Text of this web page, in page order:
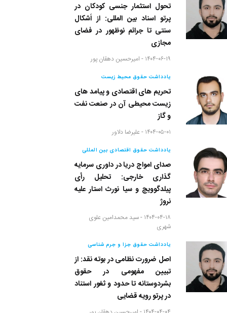
تحول استثمار جنسی کودکان در
پرتو اسناد بین المللی: از اَشکال
سنتی تا جرائم نوظهور در فضای
مجازی
۱۴۰۴-۰۶-۱۹ - امیرحسین دهقان پور
یادداشت حقوق محیط زیست
تحریم های اقتصادی و پیامد های
زیست محیطی آن در صنعت نفت
و گاز
۱۴۰۴-۰۵-۰۱ - علیرضا دلاور
یادداشت حقوق اقتصادی بین المللی
صدای امواج دریا در داوری سرمایه
گذاری خارجی: تحلیل رأی
پیلدگوویچ و سیا نورث استار علیه
نروژ
۱۴۰۴-۰۴-۱۸ - سید محمدامین علوی
شهری
یادداشت حقوق جزا و جرم شناسی
اصل ضرورت نظامی در بوته نقد: از
تبیین مفهومی در حقوق
بشردوستانه تا حدود و ثغور استناد
در پرتو رویه قضایی